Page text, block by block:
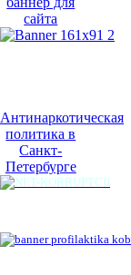
Антинаркотическая
политика в
Санкт-
Петербурге